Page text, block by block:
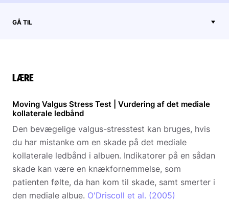
GÅ TIL
LÆRE
Moving Valgus Stress Test | Vurdering af det mediale
kollaterale ledbånd
Den bevægelige valgus-stresstest kan bruges, hvis
du har mistanke om en skade på det mediale
kollaterale ledbånd i albuen. Indikatorer på en sådan
skade kan være en knækfornemmelse, som
patienten følte, da han kom til skade, samt smerter i
den mediale albue. O'Driscoll et al. (2005)